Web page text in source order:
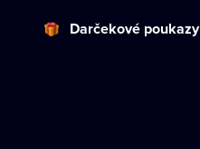
Darčekové poukazy